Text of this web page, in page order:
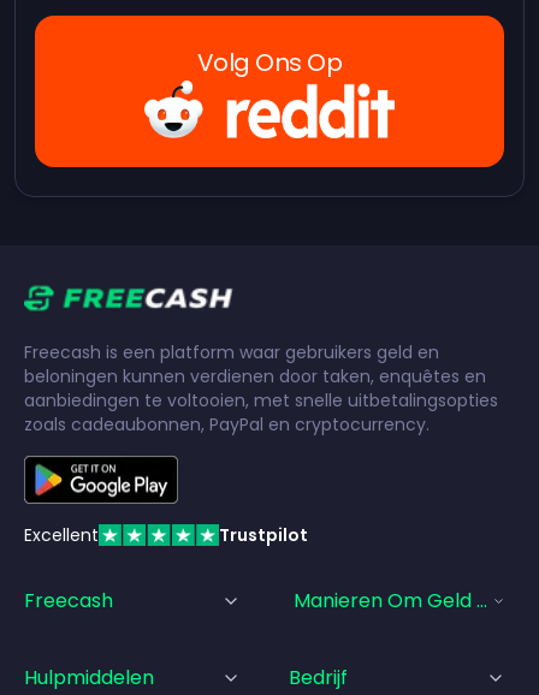
Volg Ons Op
Freecash is een platform waar gebruikers geld en
beloningen kunnen verdienen door taken, enquêtes en
aanbiedingen te voltooien, met snelle uitbetalingsopties
zoals cadeaubonnen, PayPal en cryptocurrency.
Excellent Trustpilot
Freecash Manieren Om Geld Te
Hulpmiddelen Bedrijf